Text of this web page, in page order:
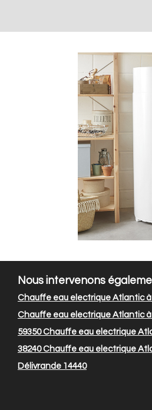
Nous intervenons
Chauffe eau electrique Atlantic à
Chauffe eau electrique Atlantic à
59350Chauffe eau electrique
38240Chauffe eau electrique
Délivrande 14440